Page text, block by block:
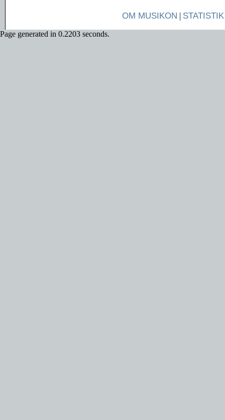
OM MUSIKON | STATISTIK
Page generated in 0.2203 seconds.